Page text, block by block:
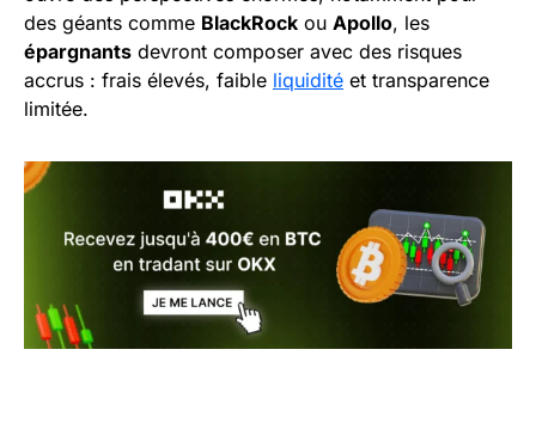
des géants comme BlackRock ou Apollo, les
épargnants devront composer avec des risques
accrus : frais élevés, faible liquidité et transparence
limitée.